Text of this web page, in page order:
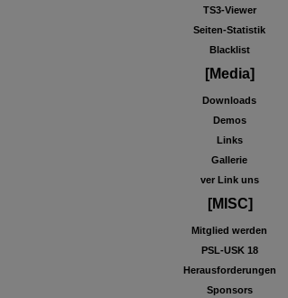
TS3-Viewer
Seiten-Statistik
Blacklist
[Media]
Downloads
Demos
Links
Gallerie
ver Link uns
[MISC]
Mitglied werden
PSL-USK 18
Herausforderungen
Sponsors